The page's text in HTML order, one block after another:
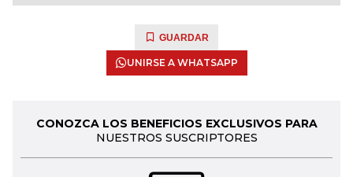
GUARDAR
UNIRSE A WHATSAPP
CONOZCA LOS BENEFICIOS EXCLUSIVOS PARA
NUESTROS SUSCRIPTORES